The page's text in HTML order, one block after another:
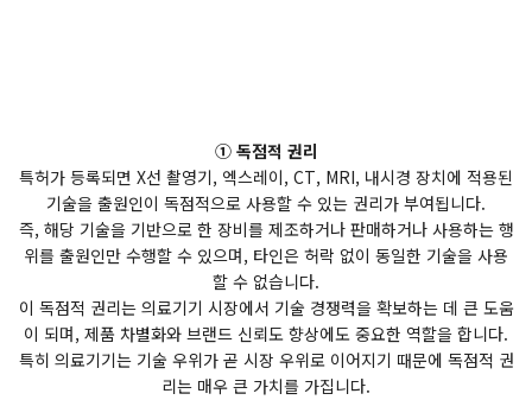
① 독점적 권리
특허가 등록되면 X선 촬영기, 엑스레이, CT, MRI, 내시경 장치에 적용된
기술을 출원인이 독점적으로 사용할 수 있는 권리가 부여됩니다.
즉, 해당 기술을 기반으로 한 장비를 제조하거나 판매하거나 사용하는 행
위를 출원인만 수행할 수 있으며, 타인은 허락 없이 동일한 기술을 사용
할 수 없습니다.
이 독점적 권리는 의료기기 시장에서 기술 경쟁력을 확보하는 데 큰 도움
이 되며, 제품 차별화와 브랜드 신뢰도 향상에도 중요한 역할을 합니다.
특히 의료기기는 기술 우위가 곧 시장 우위로 이어지기 때문에 독점적 권
리는 매우 큰 가치를 가집니다.